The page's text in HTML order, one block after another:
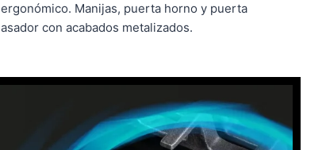
ergonómico. Manijas, puerta horno y puerta
asador con acabados metalizados.